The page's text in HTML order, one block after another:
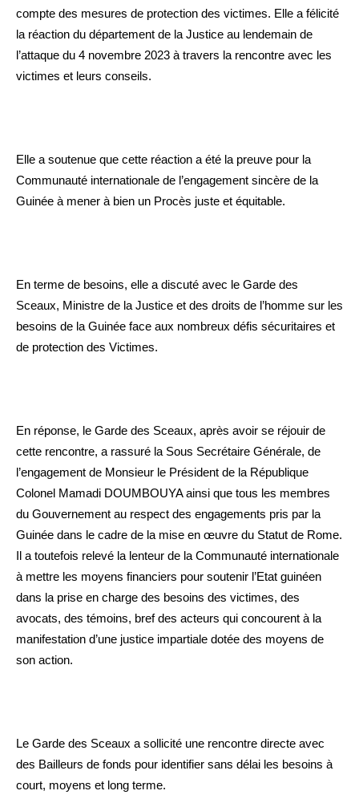
compte des mesures de protection des victimes. Elle a félicité
la réaction du département de la Justice au lendemain de
l’attaque du 4 novembre 2023 à travers la rencontre avec les
victimes et leurs conseils.
Elle a soutenue que cette réaction a été la preuve pour la
Communauté internationale de l’engagement sincère de la
Guinée à mener à bien un Procès juste et équitable.
En terme de besoins, elle a discuté avec le Garde des
Sceaux, Ministre de la Justice et des droits de l’homme sur les
besoins de la Guinée face aux nombreux défis sécuritaires et
de protection des Victimes.
En réponse, le Garde des Sceaux, après avoir se réjouir de
cette rencontre, a rassuré la Sous Secrétaire Générale, de
l’engagement de Monsieur le Président de la République
Colonel Mamadi DOUMBOUYA ainsi que tous les membres
du Gouvernement au respect des engagements pris par la
Guinée dans le cadre de la mise en œuvre du Statut de Rome.
Il a toutefois relevé la lenteur de la Communauté internationale
à mettre les moyens financiers pour soutenir l’Etat guinéen
dans la prise en charge des besoins des victimes, des
avocats, des témoins, bref des acteurs qui concourent à la
manifestation d’une justice impartiale dotée des moyens de
son action.
Le Garde des Sceaux a sollicité une rencontre directe avec
des Bailleurs de fonds pour identifier sans délai les besoins à
court, moyens et long terme.